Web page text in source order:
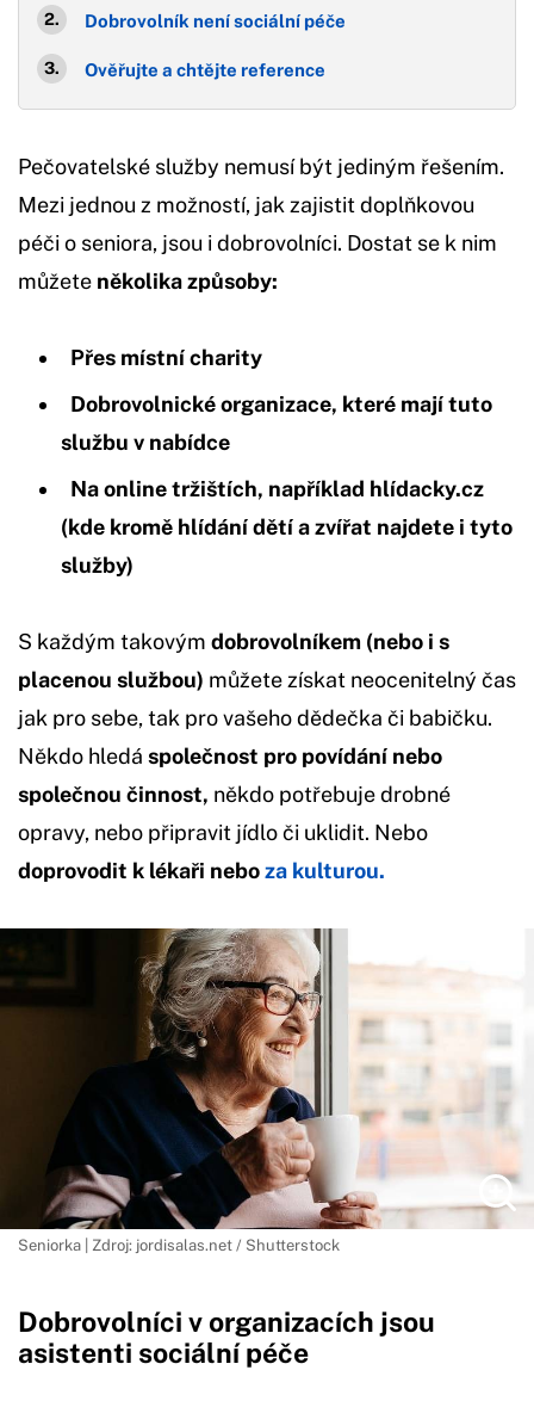
Dobrovolník není sociální péče
Ověřujte a chtějte reference
Pečovatelské služby nemusí být jediným řešením.
Mezi jednou z možností, jak zajistit doplňkovou
péči o seniora, jsou i dobrovolníci. Dostat se k nim
můžete několika způsoby:
Přes místní charity
Dobrovolnické organizace, které mají tuto
službu v nabídce
Na online tržištích, například hlídacky.cz
(kde kromě hlídání dětí a zvířat najdete i tyto
služby)
S každým takovým dobrovolníkem (nebo i s
placenou službou) můžete získat neocenitelný čas
jak pro sebe, tak pro vašeho dědečka či babičku.
Někdo hledá společnost pro povídání nebo
společnou činnost, někdo potřebuje drobné
opravy, nebo připravit jídlo či uklidit. Nebo
doprovodit k lékaři neboza kulturou.
Seniorka | Zdroj: jordisalas.net / Shutterstock
Dobrovolníci v organizacích jsou
asistenti sociální péče